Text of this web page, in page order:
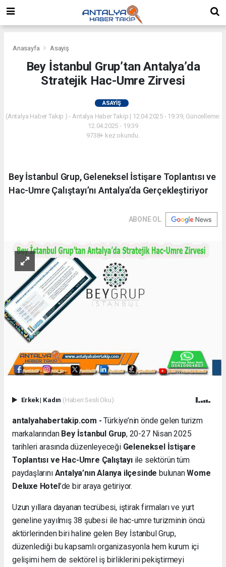
Anasayfa Asayiş
Bey İstanbul Grup’tan Antalya’da
Stratejik Hac-Umre Zirvesi
ASAYIŞ
(Antalya Haber Takip ) - Antalya Haber Takip | 12.04.2025 - 19:39, Güncelleme:
12.04.2025 - 19:39
9738+ kez okundu.
Bey İstanbul Grup, Geleneksel İstişare Toplantısı ve
Hac-Umre Çalıştayı’nı Antalya’da Gerçekleştiriyor
ABONE OL
Erkek| Kadın (Haberi Sesli Oku)
antalyahabertakip.com - Türkiye’nin önde gelen turizm
markalarından Bey İstanbul Grup, 20-27 Nisan 2025
tarihleri arasında düzenleyeceği Geleneksel İstişare
Toplantısı ve Hac-Umre Çalıştayıile sektörün tüm
paydaşlarını Antalya’nın Alanya ilçesinde bulunanWome
Deluxe Hotel’de bir araya getiriyor.
Uzun yıllara dayanan tecrübesi, iştirak firmaları ve yurt
geneline yayılmış 38 şubesi ile hac-umre turizminin öncü
aktörlerinden biri haline gelen Bey İstanbul Grup,
düzenlediği bu kapsamlı organizasyonla hem kurum içi
gelişimi hem de sektörel iş birliklerini pekiştirmeyi